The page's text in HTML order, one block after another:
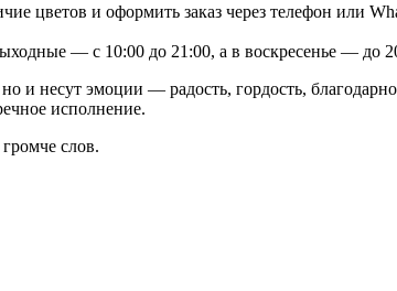
цветов и оформить заказ через телефон или
— с 10:00 до 21:00, а в воскресенье — до
несут эмоции — радость, гордость,
исполнение.
слов.